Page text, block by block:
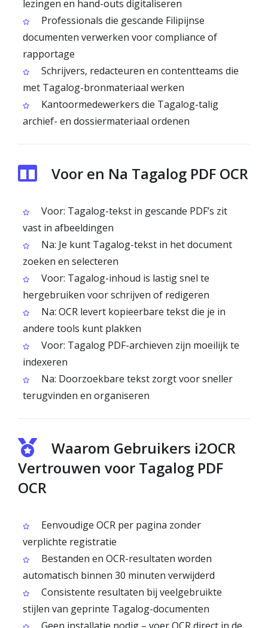
lezingen en hand-outs digitaliseren
Professionals die gescande Filipijnse
documenten verwerken voor compliance of
rapportage
Schrijvers, redacteuren en contentteams die
met Tagalog-bronmateriaal werken
Kantoormedewerkers die Tagalog-talig
archief- en dossiermateriaal ordenen
Voor en Na Tagalog PDF OCR
Voor: Tagalog-tekst in gescande PDF’s zit
vast in afbeeldingen
Na: Je kunt Tagalog-tekst in het document
zoeken en selecteren
Voor: Tagalog-inhoud is lastig snel te
hergebruiken voor schrijven of redigeren
Na: OCR levert kopieerbare tekst die je in
andere tools kunt plakken
Voor: Tagalog PDF-archieven zijn moeilijk te
indexeren
Na: Doorzoekbare tekst zorgt voor sneller
terugvinden en organiseren
Waarom Gebruikers i2OCR
Vertrouwen voor Tagalog PDF
OCR
Eenvoudige OCR per pagina zonder
verplichte registratie
Bestanden en OCR-resultaten worden
automatisch binnen 30 minuten verwijderd
Consistente resultaten bij veelgebruikte
stijlen van geprinte Tagalog-documenten